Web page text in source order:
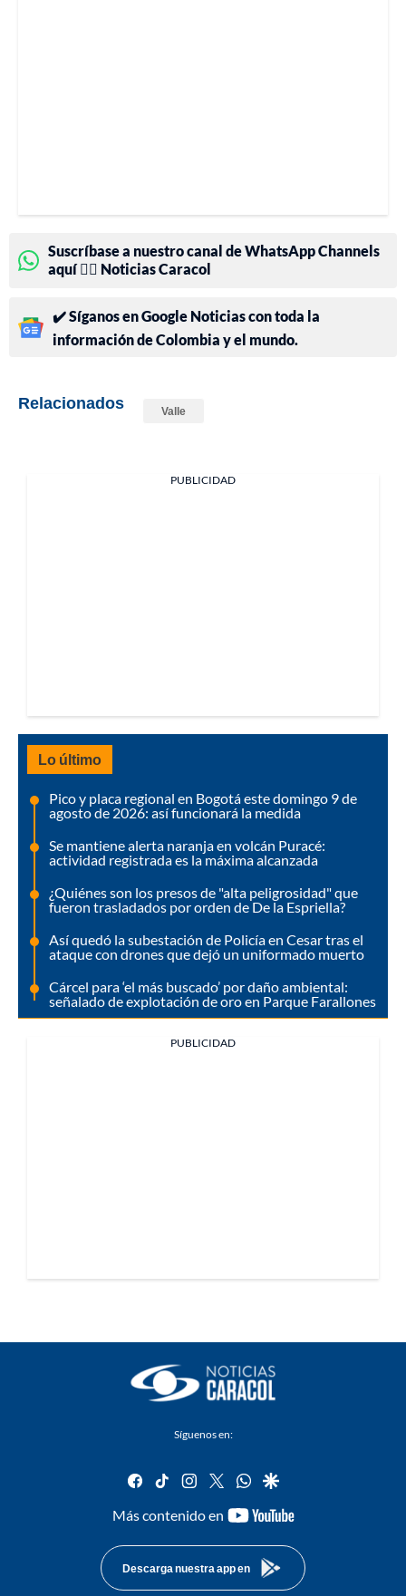
Suscríbase a nuestro canal de WhatsApp Channels
aquí 👉🏻 Noticias Caracol
✔️ Síganos en Google Noticias con toda la
información de Colombia y el mundo.
Relacionados Valle
PUBLICIDAD
Lo último
Pico y placa regional en Bogotá este domingo 9 de
agosto de 2026: así funcionará la medida
Se mantiene alerta naranja en volcán Puracé:
actividad registrada es la máxima alcanzada
¿Quiénes son los presos de "alta peligrosidad" que
fueron trasladados por orden de De la Espriella?
Así quedó la subestación de Policía en Cesar tras el
ataque con drones que dejó un uniformado muerto
Cárcel para ‘el más buscado’ por daño ambiental:
señalado de explotación de oro en Parque Farallones
PUBLICIDAD
Síguenos en:
facebook
tiktok instagram
twitterwhatsapp
google
Más contenido en
youtube-
Descarga nuestra app en